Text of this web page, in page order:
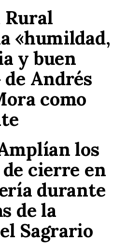
Rural
«humildad,
y buen
Andrés
como
los
cierre en
durante
de la
Sagrario